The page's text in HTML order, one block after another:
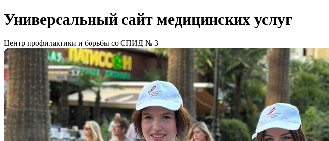
Универсальный сайт медицинских услуг
Центр профилактики и борьбы со СПИД № 3